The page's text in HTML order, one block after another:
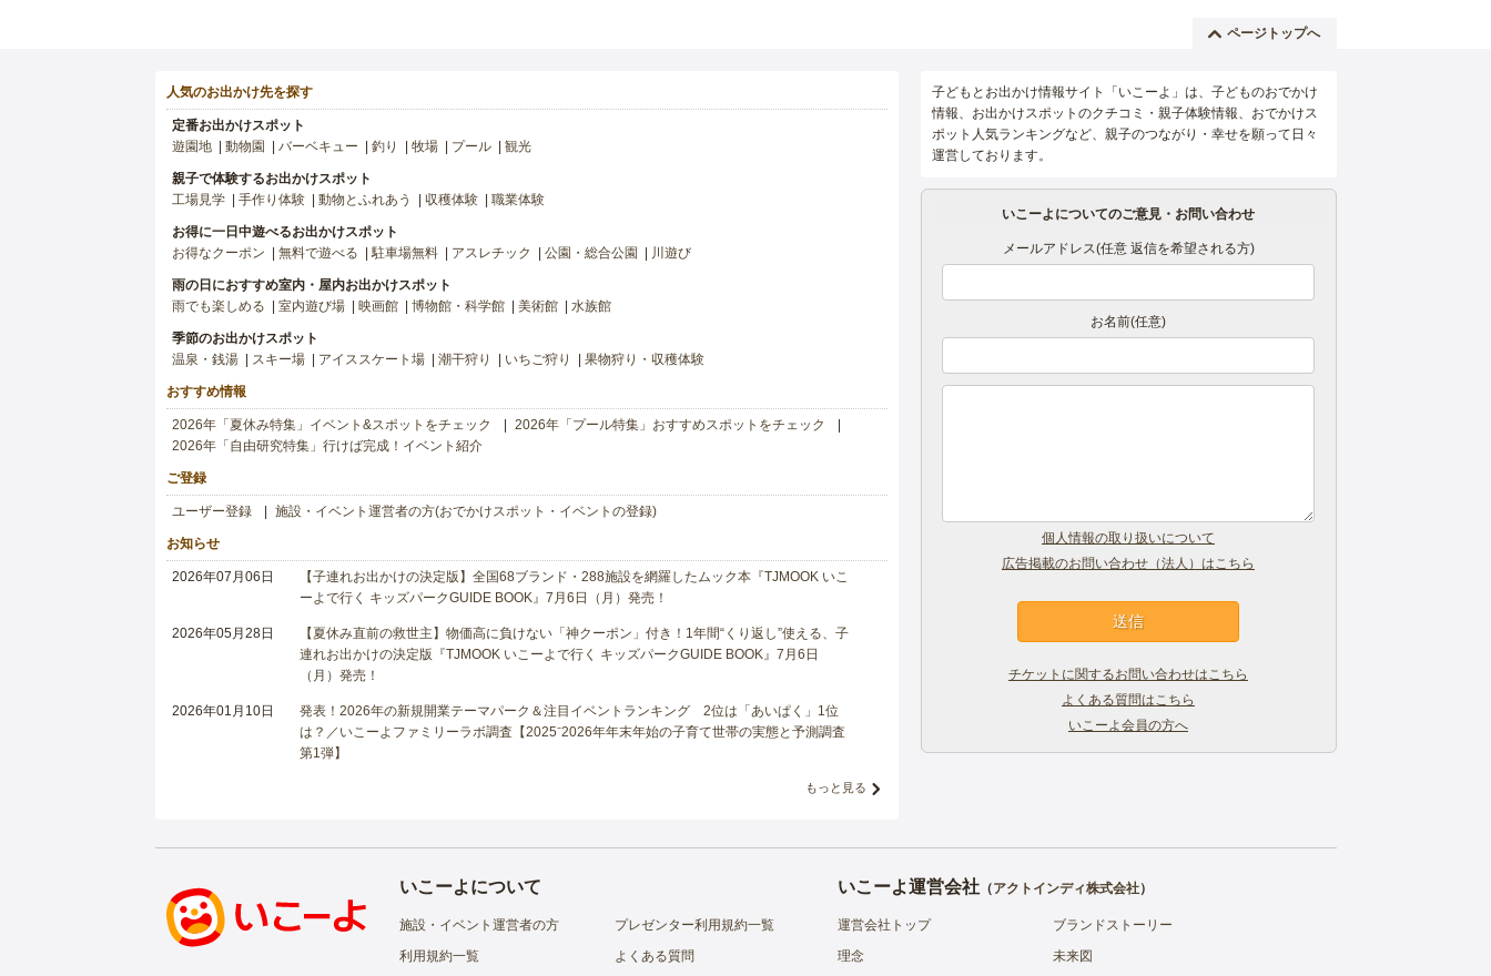
ページトップへ
人気のお出かけ先を探す
定番お出かけスポット
遊園地
動物園 バーベキュー 釣り 牧場 プール 観光
親子で体験するお出かけスポット
工場見学
手作り体験 動物とふれあう 収穫体験 職業体験
お得に一日中遊べるお出かけスポット
お得なクーポン
無料で遊べる 駐車場無料 アスレチック 公園・総合公園 川遊び
雨の日におすすめ室内・屋内お出かけスポット
雨でも楽しめる
室内遊び場 映画館 博物館・科学館 美術館 水族館
季節のお出かけスポット
温泉・銭湯
スキー場 アイススケート場 潮干狩り いちご狩り 果物狩り・収穫体験
おすすめ情報
2026年「夏休み特集」イベント&スポットをチェック
2026年「プール特集」おすすめスポットをチェック
2026年「自由研究特集」行けば完成！イベント紹介
ご登録
ユーザー登録 施設・イベント運営者の方(おでかけスポット・イベントの登録)
お知らせ
2026年07月06日
【子連れお出かけの決定版】全国68ブランド・288施設を網羅したムック本『TJMOOK いこ
ーよで行く キッズパークGUIDE BOOK』7月6日（月）発売！
2026年05月28日
【夏休み直前の救世主】物価高に負けない「神クーポン」付き！1年間“くり返し”使える、子
連れお出かけの決定版『TJMOOK いこーよで行く キッズパークGUIDE BOOK』7月6日
（月）発売！
2026年01月10日
発表！2026年の新規開業テーマパーク＆注目イベントランキング 2位は「あいぱく」1位
は？／いこーよファミリーラボ調査【2025⁻2026年年末年始の子育て世帯の実態と予測調査
第1弾】
もっと見る
子どもとお出かけ情報サイト「いこーよ」は、子どものおでかけ
情報、お出かけスポットのクチコミ・親子体験情報、おでかけス
ポット人気ランキングなど、親子のつながり・幸せを願って日々
運営しております。
いこーよについてのご意見・お問い合わせ
メールアドレス(任意 返信を希望される方)
お名前(任意)
個人情報の取り扱いについて
広告掲載のお問い合わせ（法人）はこちら
チケットに関するお問い合わせはこちら
よくある質問はこちら
いこーよ会員の方へ
いこーよについて
施設・イベント運営者の方
プレゼンター利用規約一覧
利用規約一覧
よくある質問
いこーよ運営会社（アクトインディ株式会社）
運営会社トップ
ブランドストーリー
理念
未来図